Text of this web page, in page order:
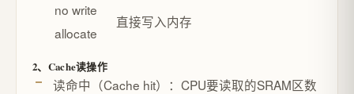
no write
allocate
直接写入内存
2、Cache读操作
读命中（Cache hit）：CPU要读取的SRAM区数